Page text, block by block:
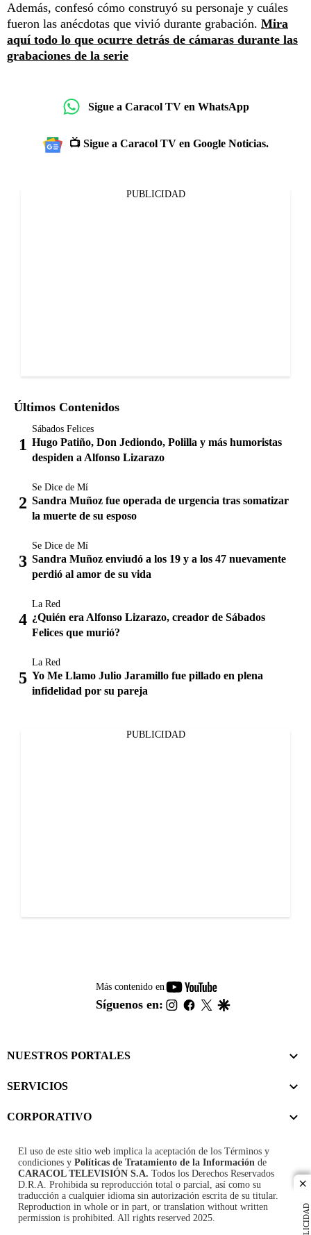
Además, confesó cómo construyó su personaje y cuáles
fueron las anécdotas que vivió durante grabación. Mira
aquí todo lo que ocurre detrás de cámaras durante las
grabaciones de la serie
Sigue a Caracol TV en WhatsApp
📺 Sigue a Caracol TV en Google Noticias.
PUBLICIDAD
Últimos Contenidos
Sábados Felices
Hugo Patiño, Don Jediondo, Polilla y más humoristas
despiden a Alfonso Lizarazo
Se Dice de Mí
Sandra Muñoz fue operada de urgencia tras somatizar
la muerte de su esposo
Se Dice de Mí
Sandra Muñoz enviudó a los 19 y a los 47 nuevamente
perdió al amor de su vida
La Red
¿Quién era Alfonso Lizarazo, creador de Sábados
Felices que murió?
La Red
Yo Me Llamo Julio Jaramillo fue pillado en plena
infidelidad por su pareja
PUBLICIDAD
Más contenido en
youtube-
footer
Síguenos en: instagram
facebook
twitter
NUESTROS PORTALES
SERVICIOS
CORPORATIVO
El uso de este sitio web implica la aceptación de los Términos y
condiciones y Políticas de Tratamiento de la Información de
CARACOL TELEVISIÓN S.A. Todos los Derechos Reservados
D.R.A. Prohibida su reproducción total o parcial, así como su
traducción a cualquier idioma sin autorización escrita de su titular.
Reproduction in whole or in part, or translation without written
permission is prohibited. All rights reserved 2025.